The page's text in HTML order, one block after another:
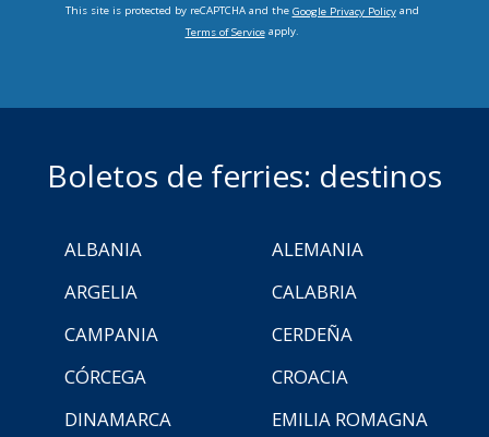
This site is protected by reCAPTCHA and the Google Privacy Policyand
Terms of Serviceapply.
Boletos de ferries: destinos
ALBANIA
ALEMANIA
ARGELIA
CALABRIA
CAMPANIA
CERDEÑA
CÓRCEGA
CROACIA
DINAMARCA
EMILIA ROMAGNA